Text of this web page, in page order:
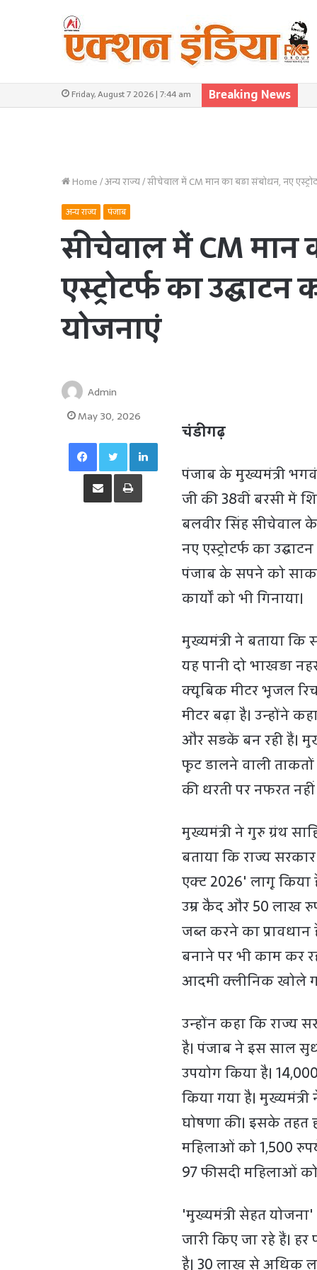
Friday, August 7 2026 | 7:44 am Breaking News
Home/अन्य राज्य/सीचेवाल में CM मान का बड़ा संबोधन, नए
अन्य राज्य पंजाब
सीचेवाल में CM मान
एस्ट्रोटर्फ का
योजनाएं
चंडीगढ़
पंजाब के मुख्यमंत्री
जी की 38वीं बरसी में
बलवीर सिंह सीचेवाल
नए एस्ट्रोटर्फ का
पंजाब के सपने को
कार्यों को भी गिनाया।
मुख्यमंत्री ने बताया
यह पानी दो भाखड़ा
क्यूबिक मीटर भूजल
मीटर बढ़ा है। उन्होंने
और सड़कें बन रही हैं।
फूट डालने वाली
की धरती पर नफरत
मुख्यमंत्री ने गुरु ग्रंथ
बताया कि राज्य
एक्ट 2026' लागू
उम्र कैद और 50 लाख
जब्त करने का
बनाने पर भी काम कर
आदमी क्लीनिक खोले
उन्होंन कहा कि राज्य
है। पंजाब ने इस साल
उपयोग किया है।
किया गया है।
घोषणा की। इसके तहत
महिलाओं को 1,500
97 फीसदी महिलाओं
'मुख्यमंत्री सेहत
जारी किए जा रहे हैं।
है। 30 लाख से अधिक
Admin
May 30, 2026
Facebook Twitter LinkedIn
Share via Email Print